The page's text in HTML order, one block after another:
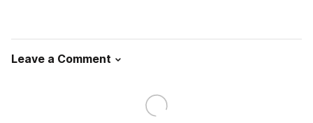
Leave a Comment